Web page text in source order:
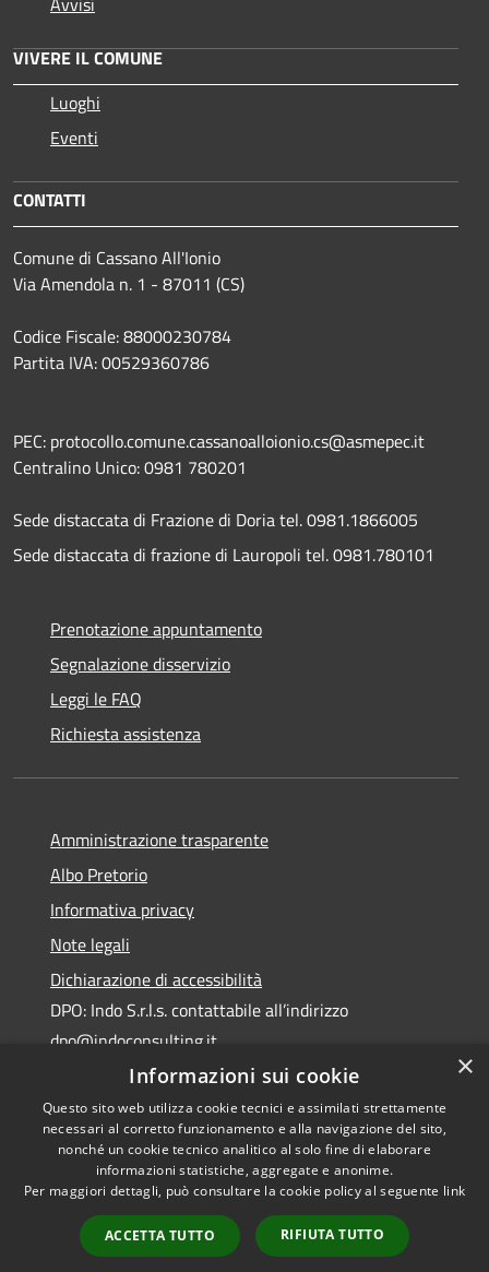
VIVERE IL COMUNE
Luoghi
Eventi
CONTATTI
Comune di Cassano All'Ionio
Via Amendola n. 1 - 87011 (CS)
Codice Fiscale: 88000230784
Partita IVA: 00529360786
PEC: protocollo.comune.cassanoalloionio.cs@asmepec.it
Centralino Unico: 0981 780201
Sede distaccata di Frazione di Doria tel. 0981.1866005
Sede distaccata di frazione di Lauropoli tel. 0981.780101
Prenotazione appuntamento
Segnalazione disservizio
Leggi le FAQ
Richiesta assistenza
Amministrazione trasparente
Albo Pretorio
Informativa privacy
Note legali
Dichiarazione di accessibilità
DPO: Indo S.r.l.s. contattabile all’indirizzo
dpo@indoconsulting.it
Accessibilità
Copyright © 2026 • Comune di
Cassano All'Ionio • Powered by
Municipium•
Accesso
redazione
×
Informazioni sui cookie
Questo sito web utilizza cookie tecnici e assimilati strettamente
necessari al corretto funzionamento e alla navigazione del sito,
nonché un cookie tecnico analitico al solo fine di elaborare
informazioni statistiche, aggregate e anonime.
Per maggiori dettagli, può consultare la cookie policy al seguente link
ACCETTA TUTTO RIFIUTA TUTTO